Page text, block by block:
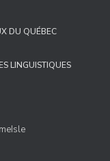
DU QUÉBEC
LINGUISTIQUES